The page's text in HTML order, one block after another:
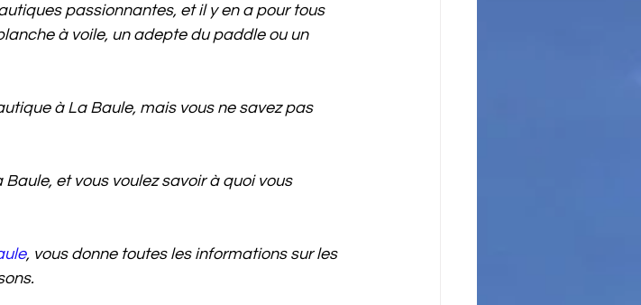
passionnantes, et il y en a pour tous
à voile, un adepte du paddle ou un
à La Baule, mais vous ne savez pas
et vous voulez savoir à quoi vous
, vous donne toutes les informations sur les